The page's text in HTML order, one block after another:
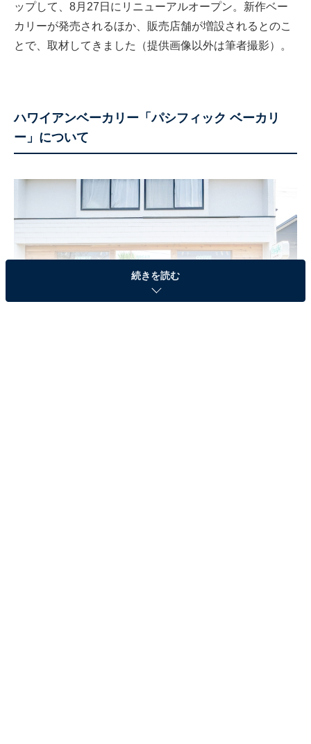
ップして、8月27日にリニューアルオープン。新作ベー
カリーが発売されるほか、販売店舗が増設されるとのこ
とで、取材してきました（提供画像以外は筆者撮影）。
ハワイアンベーカリー「パシフィック ベーカリ
ー」について
続きを読む